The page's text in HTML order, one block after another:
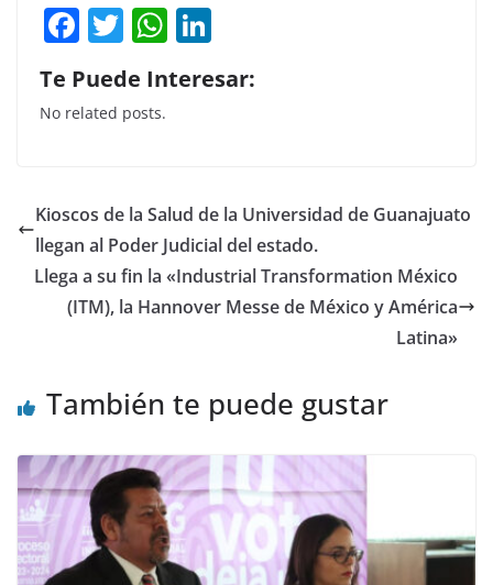
F
a
c
e
o
o
k
T
w
itt
er
W
h
at
p
p
k
n
Te Puede Interesar:
No related posts.
Kioscos de la Salud de la Universidad de Guanajuato
llegan al Poder Judicial del estado.
Llega a su fin la «Industrial Transformation México
(ITM), la Hannover Messe de México y América
Latina»
También te puede gustar